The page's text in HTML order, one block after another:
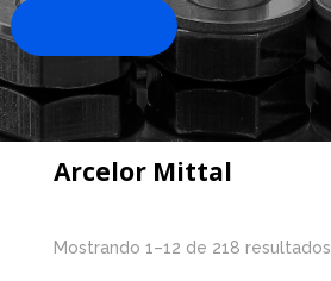
Arcelor Mittal
Mostrando 1–12 de 218 resultados